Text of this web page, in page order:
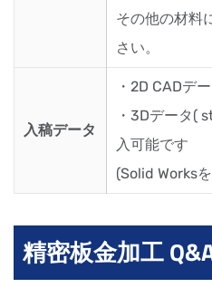
その他の材料
さい。
入稿データ
・2D CADデ
・3Dデータ
入可能です
(Solid Works
精密板金加工